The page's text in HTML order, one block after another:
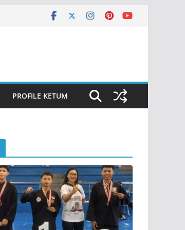
PROFILE KETUM